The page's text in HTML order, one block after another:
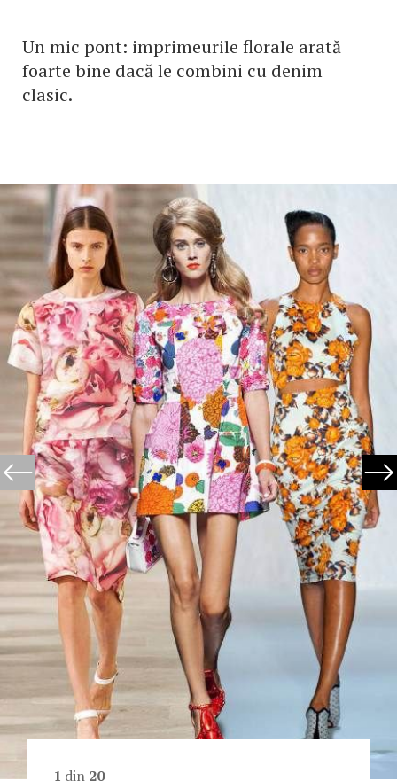
Un mic pont: imprimeurile florale arată
foarte bine dacă le combini cu denim
clasic.
1 din 20